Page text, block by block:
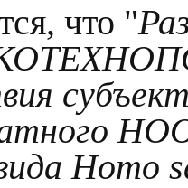
что "
Homo